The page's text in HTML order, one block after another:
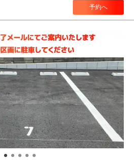
予約へ